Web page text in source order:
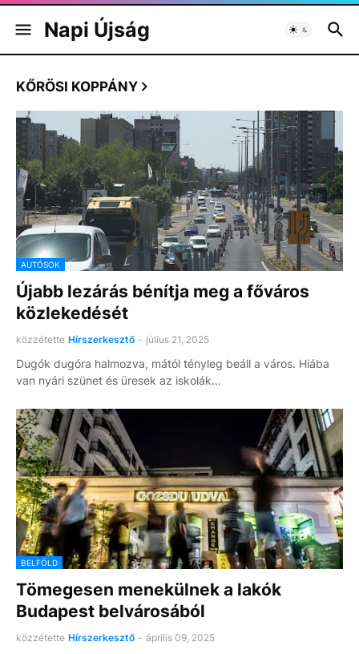
Napi Újság
KŐRÖSI KOPPÁNY
AUTÓSOK
Újabb lezárás bénítja meg a főváros
közlekedését
közzétette Hírszerkesztő - július 21, 2025
Dugók dugóra halmozva, mától tényleg beáll a város. Hiába
van nyári szünet és üresek az iskolák…
BELFÖLD
Tömegesen menekülnek a lakók
Budapest belvárosából
közzétette Hírszerkesztő - április 09, 2025